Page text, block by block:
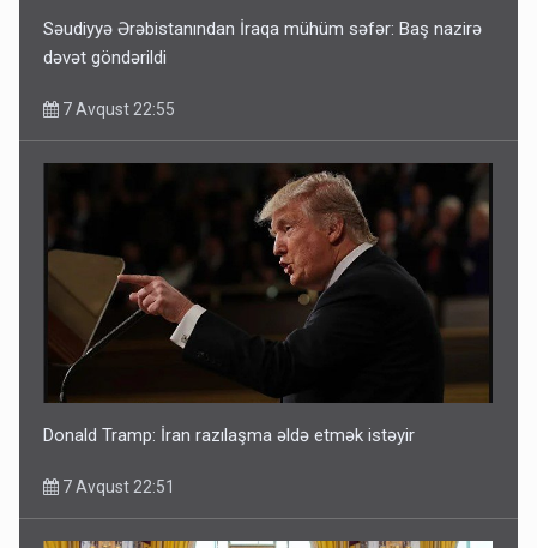
Səudiyyə Ərəbistanından İraqa mühüm səfər: Baş nazirə
dəvət göndərildi
7 Avqust 22:55
Donald Tramp: İran razılaşma əldə etmək istəyir
7 Avqust 22:51